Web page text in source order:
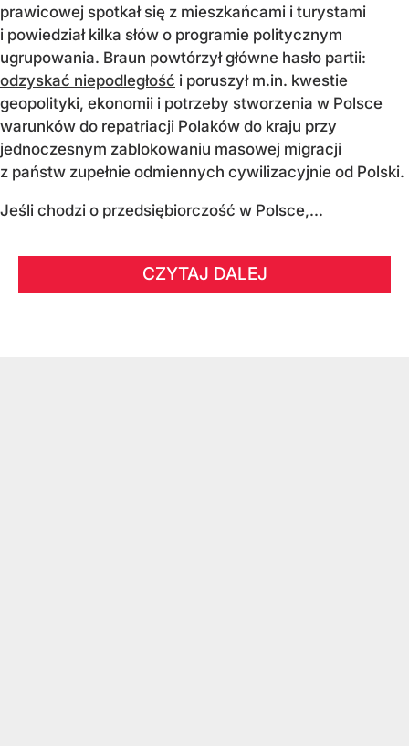
prawicowej spotkał się z mieszkańcami i turystami
i powiedział kilka słów o programie politycznym
ugrupowania. Braun powtórzył główne hasło partii:
odzyskać niepodległość i poruszył m.in. kwestie
geopolityki, ekonomii i potrzeby stworzenia w Polsce
warunków do repatriacji Polaków do kraju przy
jednoczesnym zablokowaniu masowej migracji
z państw zupełnie odmiennych cywilizacyjnie od Polski.
Jeśli chodzi o przedsiębiorczość w Polsce,...
CZYTAJ DALEJ